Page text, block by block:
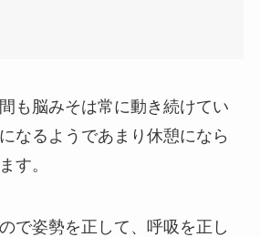
も脳みそは常に動き続けてい
なるようであまり休憩になら
す。
で姿勢を正して、呼吸を正し